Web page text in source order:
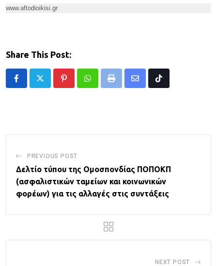
www.aftodioikisi.gr
Share This Post:
PinterestWhatsappPrint
Share
Tiktok
PREVIOUS POST
Δελτίο τύπου της Ομοσπονδίας ΠΟΠΟΚΠ
(ασφαλιστικών ταμείων και κοινωνικών
φορέων) για τις αλλαγές στις συντάξεις
NEXT POST